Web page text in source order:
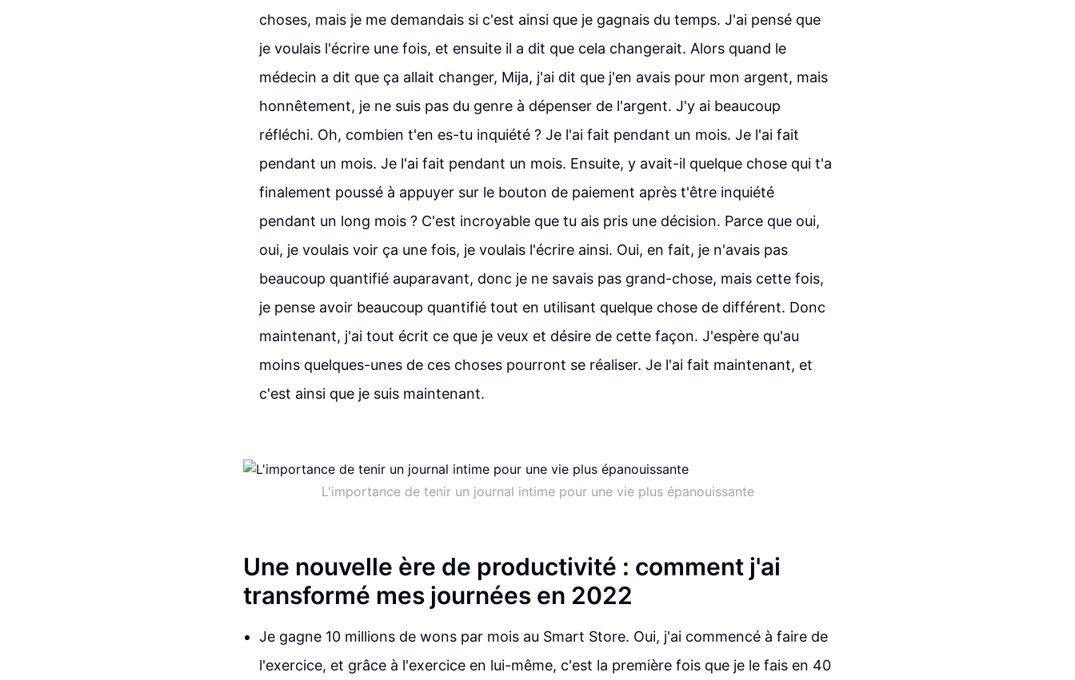
choses, mais je me demandais si c'est ainsi que je gagnais du temps. J'ai pensé que
je voulais l'écrire une fois, et ensuite il a dit que cela changerait. Alors quand le
médecin a dit que ça allait changer, Mija, j'ai dit que j'en avais pour mon argent, mais
honnêtement, je ne suis pas du genre à dépenser de l'argent. J'y ai beaucoup
réfléchi. Oh, combien t'en es-tu inquiété ? Je l'ai fait pendant un mois. Je l'ai fait
pendant un mois. Je l'ai fait pendant un mois. Ensuite, y avait-il quelque chose qui t'a
finalement poussé à appuyer sur le bouton de paiement après t'être inquiété
pendant un long mois ? C'est incroyable que tu ais pris une décision. Parce que oui,
oui, je voulais voir ça une fois, je voulais l'écrire ainsi. Oui, en fait, je n'avais pas
beaucoup quantifié auparavant, donc je ne savais pas grand-chose, mais cette fois,
je pense avoir beaucoup quantifié tout en utilisant quelque chose de différent. Donc
maintenant, j'ai tout écrit ce que je veux et désire de cette façon. J'espère qu'au
moins quelques-unes de ces choses pourront se réaliser. Je l'ai fait maintenant, et
c'est ainsi que je suis maintenant.
L'importance de tenir un journal intime pour une vie plus épanouissante
Une nouvelle ère de productivité : comment j'ai
transformé mes journées en 2022
Je gagne 10 millions de wons par mois au Smart Store. Oui, j'ai commencé à faire de
l'exercice, et grâce à l'exercice en lui-même, c'est la première fois que je le fais en 40